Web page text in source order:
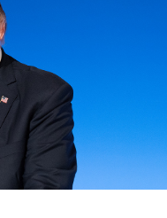
в Сирию в 2019
Израилем и
Цуркова
отправилась с
задача
между шиитами»
ислама).